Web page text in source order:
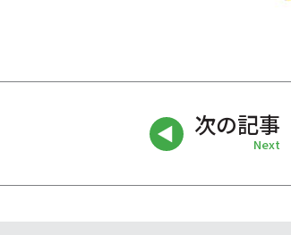
次の記事
Next